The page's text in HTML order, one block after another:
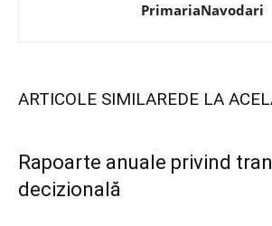
PrimariaNavodari
ARTICOLE SIMILAREDE LA
Rapoarte anuale privind
decizională